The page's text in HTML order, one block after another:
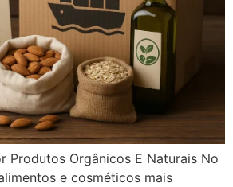
Produtos Orgânicos E Naturais No
e cosméticos mais